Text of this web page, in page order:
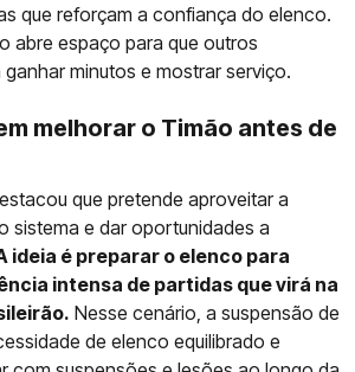
que reforçam a confiança do elenco.
abre espaço para que outros
minutos e mostrar serviço.
melhorar o Timão antes de
que pretende aproveitar a
sistema e dar oportunidades a
ideia é preparar o elenco para
intensa de partidas que virá na
Nesse cenário, a suspensão de
de elenco equilibrado e